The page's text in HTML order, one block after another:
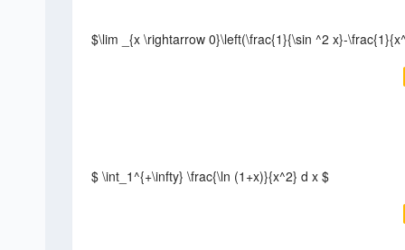
$\lim _{x \rightarrow 0}\left(\frac{1}{\sin ^2 x}-
$ \int_1^{+\infty} \frac{\ln (1+x)}{x^2} d x $